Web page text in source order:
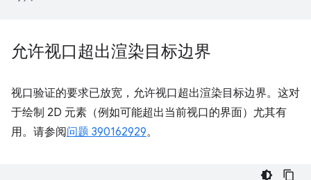
允许视口超出渲染目标边界
视口验证的要求已放宽，允许视口超出渲染目标边界。这对
于绘制 2D 元素（例如可能超出当前视口的界面）尤其有
用。请参阅问题 390162929。